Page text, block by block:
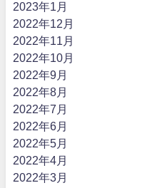
2023年1月
2022年12月
2022年11月
2022年10月
2022年9月
2022年8月
2022年7月
2022年6月
2022年5月
2022年4月
2022年3月